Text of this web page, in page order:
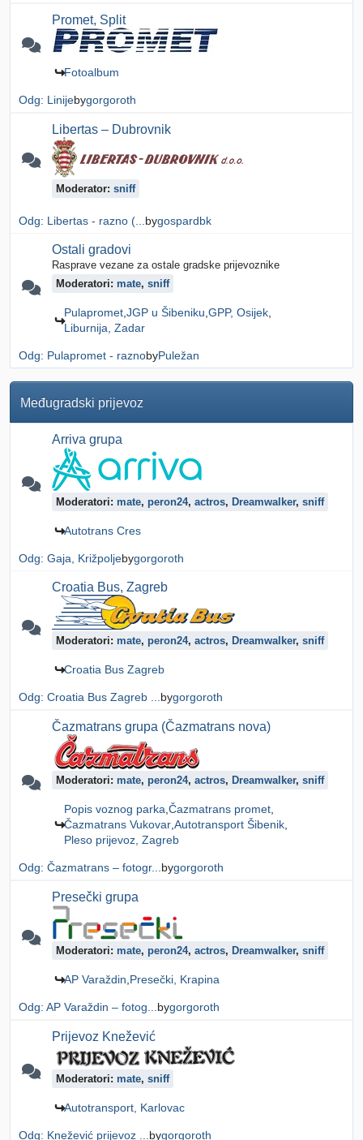
Promet, Split
Fotoalbum
Odg: Linijebygorgoroth
Libertas – Dubrovnik
Moderator: sniff
Odg: Libertas - razno (... bygospardbk
Ostali gradovi
Rasprave vezane za ostale gradske prijevoznike
Moderatori: mate, sniff
Pulapromet JGP u Šibeniku GPP, Osijek
Liburnija, Zadar
Odg: Pulapromet - raznobyPuležan
Međugradski prijevoz
Arriva grupa
Moderatori: mate, peron24, actros, Dreamwalker, sniff
Autotrans Cres
Odg: Gaja, Križpoljebygorgoroth
Croatia Bus, Zagreb
Moderatori: mate, peron24, actros, Dreamwalker, sniff
Croatia Bus Zagreb
Odg: Croatia Bus Zagreb ... bygorgoroth
Čazmatrans grupa (Čazmatrans nova)
Moderatori: mate, peron24, actros, Dreamwalker, sniff
Popis voznog parka Čazmatrans promet
Čazmatrans Vukovar Autotransport Šibenik
Pleso prijevoz, Zagreb
Odg: Čazmatrans – fotogr... bygorgoroth
Presečki grupa
Moderatori: mate, peron24, actros, Dreamwalker, sniff
AP Varaždin Presečki, Krapina
Odg: AP Varaždin – fotog... bygorgoroth
Prijevoz Knežević
Moderatori: mate, sniff
Autotransport, Karlovac
Odg: Knežević prijevoz ... bygorgoroth